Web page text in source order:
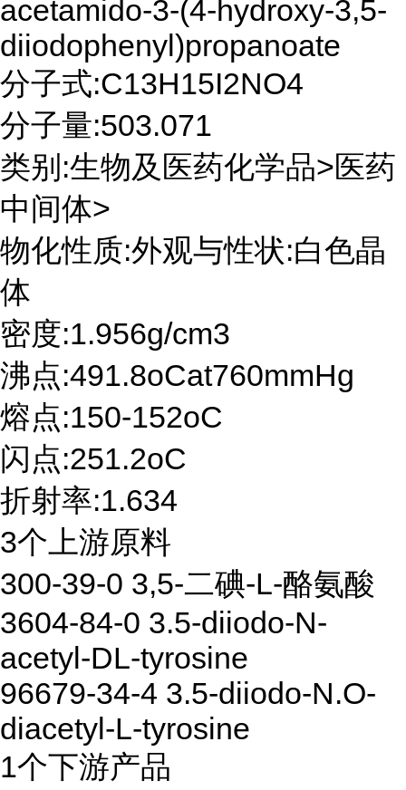
acetamido-3-(4-hydroxy-3,5-
diiodophenyl)propanoate
分子式:C13H15I2NO4
分子量:503.071
类别:生物及医药化学品>医药
中间体>
物化性质:外观与性状:白色晶
体
密度:1.956g/cm3
沸点:491.8oCat760mmHg
熔点:150-152oC
闪点:251.2oC
折射率:1.634
3个上游原料
300-39-0 3,5-二碘-L-酪氨酸
3604-84-0 3.5-diiodo-N-
acetyl-DL-tyrosine
96679-34-4 3.5-diiodo-N.O-
diacetyl-L-tyrosine
1个下游产品